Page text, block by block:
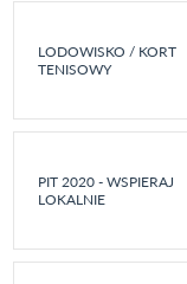
LODOWISKO / KORT
TENISOWY
PIT 2020 - WSPIERAJ
LOKALNIE